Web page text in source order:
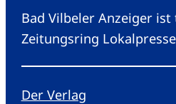
Bad Vilbeler Anzeiger ist
Zeitungsring
Der Verlag